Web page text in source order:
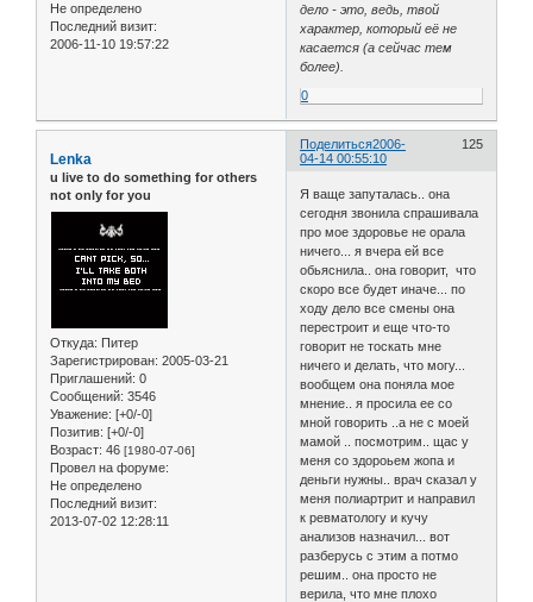
Не определено
Последний визит:
2006-11-10 19:57:22
дело - это, ведь, твой
характер, который её не
касается (а сейчас тем
более).
0
Поделиться 125
2006-
04-14 00:55:10
Lenka
u live to do something for others
not only for you
Откуда: Питер
Зарегистрирован: 2005-03-21
Приглашений: 0
Сообщений: 3546
Уважение: [+0/-0]
Позитив: [+0/-0]
Возраст: 46 [1980-07-06]
Провел на форуме:
Не определено
Последний визит:
2013-07-02 12:28:11
Я ваще запуталась.. она
сегодня звонила спрашивала
про мое здоровье не орала
ничего... я вчера ей все
обьяснила.. она говорит, что
скоро все будет иначе... по
ходу дело все смены она
перестроит и еще что-то
говорит не тоскать мне
ничего и делать, что могу...
вообщем она поняла мое
мнение.. я просила ее со
мной говорить ..а не с моей
мамой .. посмотрим.. щас у
меня со здороьем жопа и
деньги нужны.. врач сказал у
меня полиартрит и направил
к ревматологу и кучу
анализов назначил... вот
разберусь с этим а потмо
решим.. она просто не
верила, что мне плохо